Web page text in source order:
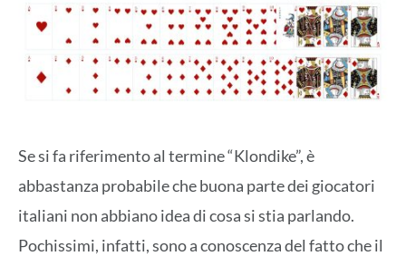
Se si fa riferimento al termine “Klondike”, è
abbastanza probabile che buona parte dei giocatori
italiani non abbiano idea di cosa si stia parlando.
Pochissimi, infatti, sono a conoscenza del fatto che il